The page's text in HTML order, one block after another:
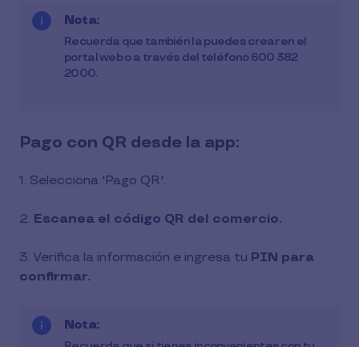
Nota:
Recuerda que también la puedes crear en el
portal web o a través del teléfono 600 382
2000.
Pago con QR desde la app:
1. Selecciona 'Pago QR'.
2. Escanea el código QR del comercio.
3. Verifica la información e ingresa tu PIN para
confirmar.
Nota: